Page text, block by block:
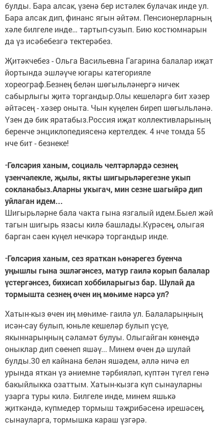
булды. Бара алсак, үзенә бер истәлек булачак инде ул.
Бара алсак дип, финанс ягын әйтәм. Пенсионерларның
хәле билгеле инде… тартып-сузып. Бию костюмнарын
да үз исәбебезгә тектерәбез.
Җитәкчебез - Ольга Васильевна Гагарина балалар иҗат
йортында эшләүче югары категорияле
хореограф.Безнең белән шөгыльләнергә ничек
сабырлыгы җитә торгандыр.Олы кешеләргә бит хәзер
әйтәсең - хәзер оныта. Чын күңелен биреп шөгыльләнә.
Үзен дә бик яратабыз.Россия иҗат коллективларының
беренче энциклопедиясенә кертелдек. 4 нче томда 55
нче бит - безнеке!
-Гөлсәрия ханым, социаль челтәрләрдә сезнең
үзенчәлекле, җылы, якты шигырьләрегезне укып
сокланабыз.Аларны укыгач, мин сезне шагыйрә дип
уйлаган идем...
Шигырьләрне бала чакта гына язгалый идем.Быел жәй
тагын шигырь язасы килә башлады.Күрәсең, олыгая
барган саен күңел нечкәрә торгандыр инде.
-Гөлсәрия ханым, сез яраткан һөнәрегез буенча
уңышлы гына эшләгәнсез, матур гаилә корып балалар
үстергәнсез, бихисап хоббиларыгыз бар. Шулай да
тормышта сезнең өчен иң мөһиме нәрсә ул?
Хатын-кыз өчен иң мөһиме- гаилә ул. Балаларыңның
исән-сау булып, юньле кешеләр булып үсүе,
якыннарыңның сәламәт булуы. Олыгайган көнеңдә
оныклар дип сөенеп яшәү... Минем өчен дә шулай
булды.30 ел кайнана белән яшәдем, әллә ничә ел
урында яткан үз әниемне тәрбияләп, күптән түгел генә
бакыйлыкка озаттым. Хатын-кызга күп сынауларны
узарга туры килә. Билгеле инде, минем яшькә
җиткәндә, күпмедер тормыш тәҗрибәсенә ирешәсең,
сынауларга, тормышка караш үзгәрә.